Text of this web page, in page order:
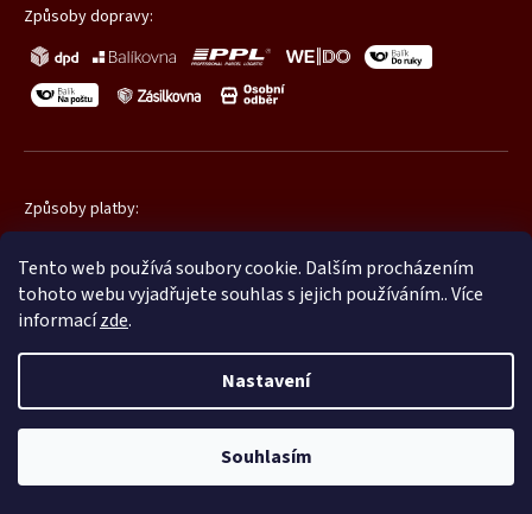
Tento web používá soubory cookie. Dalším procházením
tohoto webu vyjadřujete souhlas s jejich používáním.. Více
informacízde.
Nastavení
Souhlasím
Způsoby dopravy:
Způsoby platby:
Shoptet |mime digital
Copyright 2026Promatic.cz. Všechna práva vyhrazena.